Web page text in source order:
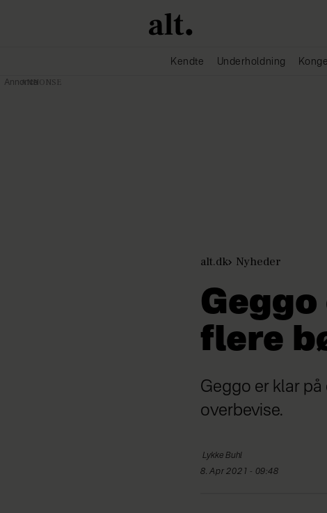
Kendte Underholdning
alt.dk Nyheder
flere
Geggo er klar på
overbevise.
Lykke Buhl
8. Apr 2021 - 09:48
Annonce